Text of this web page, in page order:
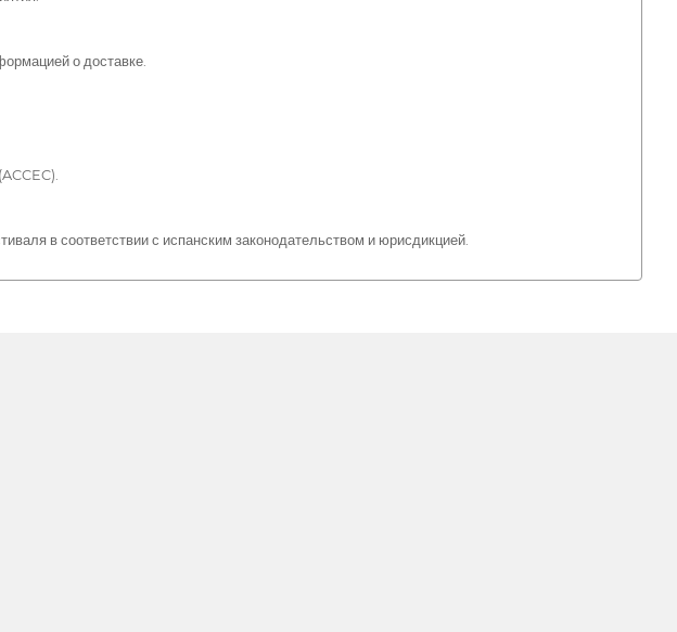
о доставке.
в соответствии с испанским законодательством и юрисдикцией.